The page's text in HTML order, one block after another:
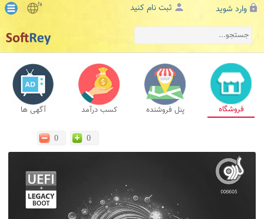
وارد شوید ثبت نام کنید fa
فروشگاه پنل فروشنده کسب درآمد آگهی ها
0 0